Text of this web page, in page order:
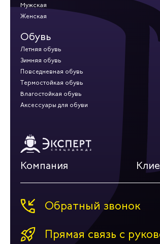
Мужская
Женская
Обувь
Летняя обувь
Зимняя обувь
Повседневная обувь
Термостойкая обувь
Влагостойкая обувь
Аксессуары для обуви
Компания
Обратный звонок
Прямая связь с